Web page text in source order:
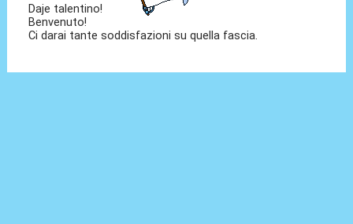
Daje talentino!
Benvenuto!
Ci darai tante soddisfazioni su quella fascia.